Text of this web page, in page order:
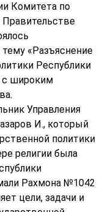
Комитета по
«Разъяснение
Республики
с широким
Управления
И., который
политики
религии была
Рахмона №1042
цели, задачи и